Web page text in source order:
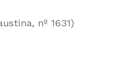
nº 1631)